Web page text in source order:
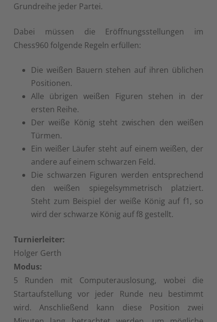
Grundreihe jeder Partei.
Dabei müssen die Eröffnungsstellungen im
Chess960 folgende Regeln erfüllen:
Die weißen Bauern stehen auf ihren üblichen
Positionen.
Alle übrigen weißen Figuren stehen in der
ersten Reihe.
Der weiße König steht zwischen den weißen
Türmen.
Ein weißer Läufer steht auf einem weißen, der
andere auf einem schwarzen Feld.
Die schwarzen Figuren werden entsprechend
den weißen spiegelsymmetrisch platziert.
Steht zum Beispiel der weiße König auf f1, so
wird der schwarze König auf f8 gestellt.
Turnierleiter:
Holger Gerth
Modus:
5 Runden mit Computerauslosung, wobei die
Startaufstellung vor jeder Runde neu bestimmt
wird. Anschließend kann diese Position zwei